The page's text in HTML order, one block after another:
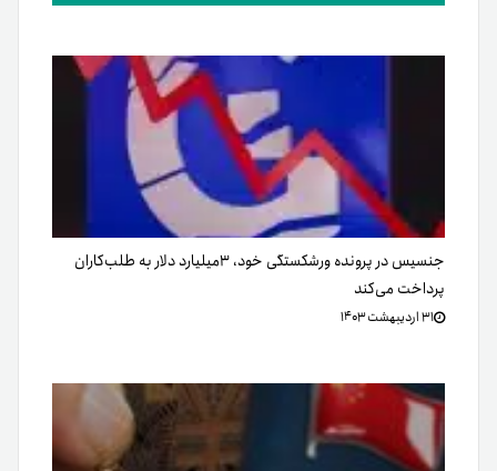
جنسیس در پرونده‌ ورشکستگی خود، ۳میلیارد دلار به طلب‌کاران
پرداخت می‌کند
۳۱ اردیبهشت ۱۴۰۳